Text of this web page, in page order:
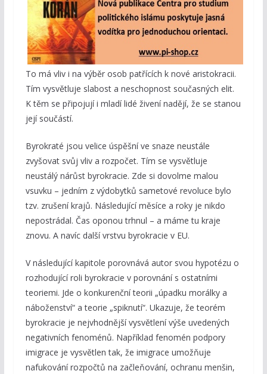
To má vliv i na výběr osob patřících k nové aristokracii.
Tím vysvětluje slabost a neschopnost současných elit.
K těm se připojují i mladí lidé živení nadějí, že se stanou
její součástí.
Byrokraté jsou velice úspěšní ve snaze neustále
zvyšovat svůj vliv a rozpočet. Tím se vysvětluje
neustálý nárůst byrokracie. Zde si dovolme malou
vsuvku – jedním z výdobytků sametové revoluce bylo
tzv. zrušení krajů. Následující měsíce a roky je nikdo
nepostrádal. Čas oponou trhnul – a máme tu kraje
znovu. A navíc další vrstvu byrokracie v EU.
V následující kapitole porovnává autor svou hypotézu o
rozhodující roli byrokracie v porovnání s ostatními
teoriemi. Jde o konkurenční teorii „úpadku morálky a
náboženství“ a teorie „spiknutí“. Ukazuje, že teorém
byrokracie je nejvhodnější vysvětlení výše uvedených
negativních fenoménů. Například fenomén podpory
imigrace je vysvětlen tak, že imigrace umožňuje
nafukování rozpočtů na začleňování, ochranu menšin,